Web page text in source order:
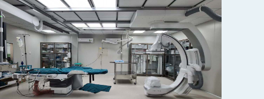
BỆNH VIỆN NGUYỄN ĐÌNH CHIỂU TIẾP TỤC TRIỂN
KHAI KỸ THUẬT CHUYÊN SÂU TRONG KHÁM,